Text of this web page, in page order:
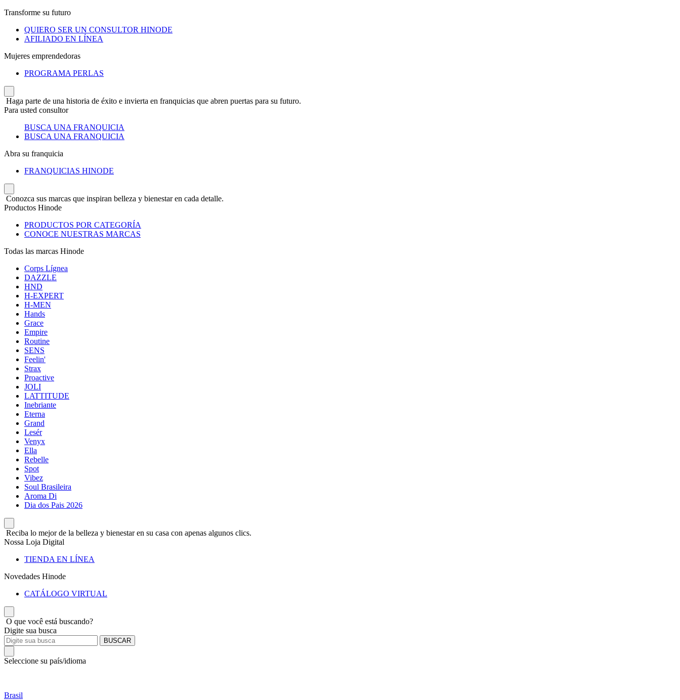
Transforme su futuro
QUIERO SER UN CONSULTOR HINODE
AFILIADO EN LÍNEA
Mujeres emprendedoras
PROGRAMA PERLAS
Haga parte de una historia de éxito e invierta en franquicias que abren puertas para su futuro.
Para usted consultor
BUSCA UNA FRANQUICIA
BUSCA UNA FRANQUICIA
Abra su franquicia
FRANQUICIAS HINODE
Conozca sus marcas que inspiran belleza y bienestar en cada detalle.
Productos Hinode
PRODUCTOS POR CATEGORÍA
CONOCE NUESTRAS MARCAS
Todas las marcas Hinode
Corps Lígnea
DAZZLE
HND
H-EXPERT
H-MEN
Hands
Grace
Empire
Routine
SENS
Feelin'
Strax
Proactive
JOLI
LATTITUDE
Inebriante
Eterna
Grand
Lesér
Venyx
Ella
Rebelle
Spot
Vibez
Soul Brasileira
Aroma Di
Dia dos Pais 2026
Reciba lo mejor de la belleza y bienestar en su casa con apenas algunos clics.
Nossa Loja Digital
TIENDA EN LÍNEA
Novedades Hinode
CATÁLOGO VIRTUAL
O que você está buscando?
Digite sua busca
BUSCAR
Seleccione su país/idioma
Brasil